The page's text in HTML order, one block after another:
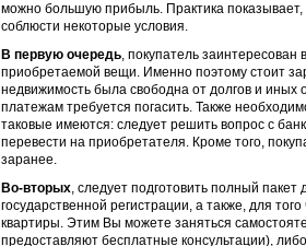
можно большую прибыль. Практика
соблюсти некоторые условия.
В первую очередь, покупатель заинтересован
приобретаемой вещи. Именно поэтому стоит
недвижимость была свободна от долгов и
платежам требуется погасить. Также
таковые имеются: следует решить вопрос с
перевести на приобретателя. Кроме того,
заранее.
Во-вторых, следует подготовить полный
государственной регистрации, а также, для
квартиры. Этим Вы можете заняться
предоставляют бесплатные консультации),